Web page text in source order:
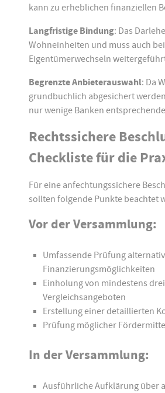
kann zu erheblichen finanziellen
Langfristige Bindung: Das
Wohneinheiten und muss auch bei
Eigentümerwechseln
Begrenzte Anbieterauswahl: Da
grundbuchlich abgesichert
nur wenige Banken
Rechtssichere
Checkliste für die
Für eine anfechtungssichere
sollten folgende Punkte beachtet
Vor der Versammlung:
Umfassende Prüfung
Finanzierungsmöglichkeiten
Einholung von mindestens drei
Vergleichsangeboten
Erstellung einer detaillierten
Prüfung möglicher
In der Versammlung:
Ausführliche Aufklärung über